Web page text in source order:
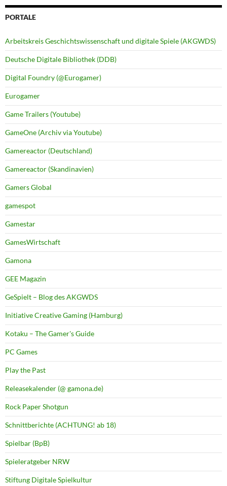
PORTALE
Arbeitskreis Geschichtswissenschaft und digitale Spiele (AKGWDS)
Deutsche Digitale Bibliothek (DDB)
Digital Foundry (@Eurogamer)
Eurogamer
Game Trailers (Youtube)
GameOne (Archiv via Youtube)
Gamereactor (Deutschland)
Gamereactor (Skandinavien)
Gamers Global
gamespot
Gamestar
GamesWirtschaft
Gamona
GEE Magazin
GeSpielt – Blog des AKGWDS
Initiative Creative Gaming (Hamburg)
Kotaku – The Gamer's Guide
PC Games
Play the Past
Releasekalender (@ gamona.de)
Rock Paper Shotgun
Schnittberichte (ACHTUNG! ab 18)
Spielbar (BpB)
Spieleratgeber NRW
Stiftung Digitale Spielkultur